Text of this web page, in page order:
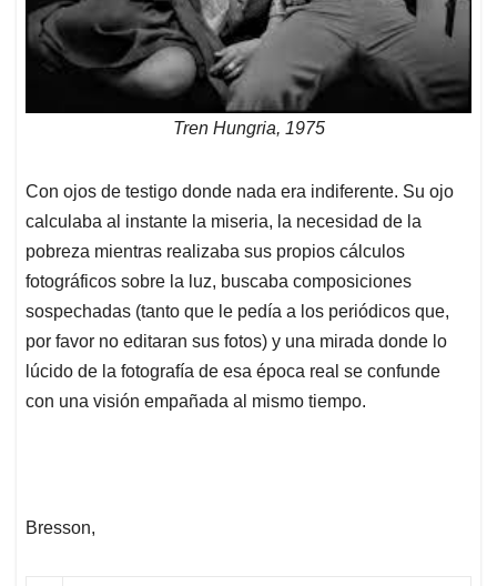
Tren Hungria, 1975
Con ojos de testigo donde nada era indiferente. Su ojo
calculaba al instante la miseria, la necesidad de la
pobreza mientras realizaba sus propios cálculos
fotográficos sobre la luz, buscaba composiciones
sospechadas (tanto que le pedía a los periódicos que,
por favor no editaran sus fotos) y una mirada donde lo
lúcido de la fotografía de esa época real se confunde
con una visión empañada al mismo tiempo.
Bresson,